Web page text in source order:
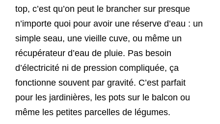
top, c’est qu’on peut le brancher sur presque
n’importe quoi pour avoir une réserve d’eau : un
simple seau, une vieille cuve, ou même un
récupérateur d’eau de pluie. Pas besoin
d’électricité ni de pression compliquée, ça
fonctionne souvent par gravité. C’est parfait
pour les jardinières, les pots sur le balcon ou
même les petites parcelles de légumes.